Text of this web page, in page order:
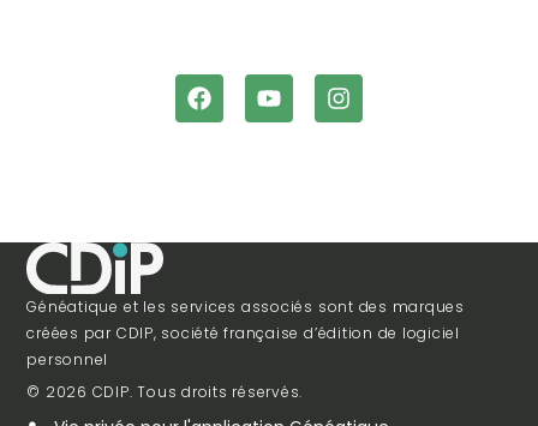
Généatique et les services associés sont des marques
créées par CDIP, société française d’édition de logiciel
personnel
© 2026 CDIP. Tous droits réservés.